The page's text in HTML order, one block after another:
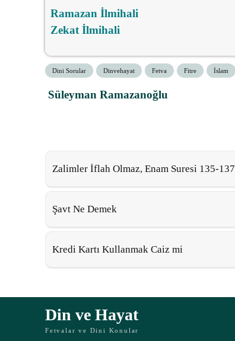
Ramazan İlmihali
Zekat İlmihali
Dini Sorular Dinvehayat Fetva Fitre İslam
Süleyman Ramazanoğlu
Zalimler İflah Olmaz, Enam Suresi 135-137
Şavt Ne Demek
Kredi Kartı Kullanmak Caiz mi
Din ve Hayat
Fetvalar ve Dini Konular